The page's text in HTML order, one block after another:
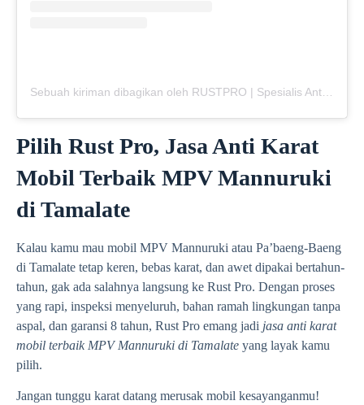
Sebuah kiriman dibagikan oleh RUSTPRO | Spesialis Anti Karat Mobil (@rustpro_indonesia)
Pilih Rust Pro, Jasa Anti Karat
Mobil Terbaik MPV Mannuruki
di Tamalate
Kalau kamu mau mobil MPV Mannuruki atau Pa’baeng-Baeng
di Tamalate tetap keren, bebas karat, dan awet dipakai bertahun-
tahun, gak ada salahnya langsung ke Rust Pro. Dengan proses
yang rapi, inspeksi menyeluruh, bahan ramah lingkungan tanpa
aspal, dan garansi 8 tahun, Rust Pro emang jadi jasa anti karat
mobil terbaik MPV Mannuruki di Tamalate yang layak kamu
pilih.
Jangan tunggu karat datang merusak mobil kesayanganmu!